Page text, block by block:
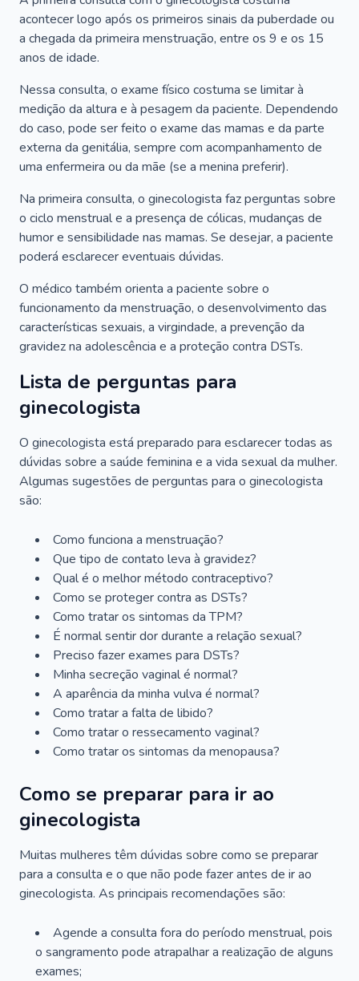
acontecer logo após os primeiros sinais da puberdade ou
a chegada da primeira menstruação, entre os 9 e os 15
anos de idade.
Nessa consulta, o exame físico costuma se limitar à
medição da altura e à pesagem da paciente. Dependendo
do caso, pode ser feito o exame das mamas e da parte
externa da genitália, sempre com acompanhamento de
uma enfermeira ou da mãe (se a menina preferir).
Na primeira consulta, o ginecologista faz perguntas sobre
o ciclo menstrual e a presença de cólicas, mudanças de
humor e sensibilidade nas mamas. Se desejar, a paciente
poderá esclarecer eventuais dúvidas.
O médico também orienta a paciente sobre o
funcionamento da menstruação, o desenvolvimento das
características sexuais, a virgindade, a prevenção da
gravidez na adolescência e a proteção contra DSTs.
Lista de perguntas para
ginecologista
O ginecologista está preparado para esclarecer todas as
dúvidas sobre a saúde feminina e a vida sexual da mulher.
Algumas sugestões de perguntas para o ginecologista
são:
Como funciona a menstruação?
Que tipo de contato leva à gravidez?
Qual é o melhor método contraceptivo?
Como se proteger contra as DSTs?
Como tratar os sintomas da TPM?
É normal sentir dor durante a relação sexual?
Preciso fazer exames para DSTs?
Minha secreção vaginal é normal?
A aparência da minha vulva é normal?
Como tratar a falta de libido?
Como tratar o ressecamento vaginal?
Como tratar os sintomas da menopausa?
Como se preparar para ir ao
ginecologista
Muitas mulheres têm dúvidas sobre como se preparar
para a consulta e o que não pode fazer antes de ir ao
ginecologista. As principais recomendações são:
Agende a consulta fora do período menstrual, pois
o sangramento pode atrapalhar a realização de alguns
exames;